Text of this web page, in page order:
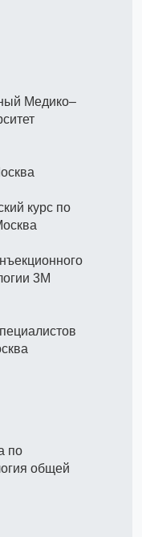
Медико–
курс по
3М
по
общей